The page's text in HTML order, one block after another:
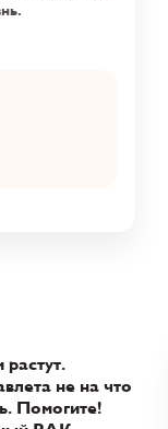
не на что
Помогите!